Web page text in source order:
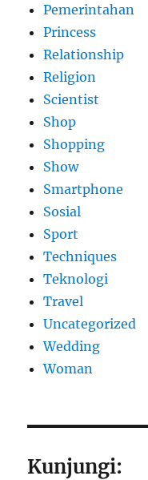
Pemerintahan
Princess
Relationship
Religion
Scientist
Shop
Shopping
Show
Smartphone
Sosial
Sport
Techniques
Teknologi
Travel
Uncategorized
Wedding
Woman
Kunjungi: